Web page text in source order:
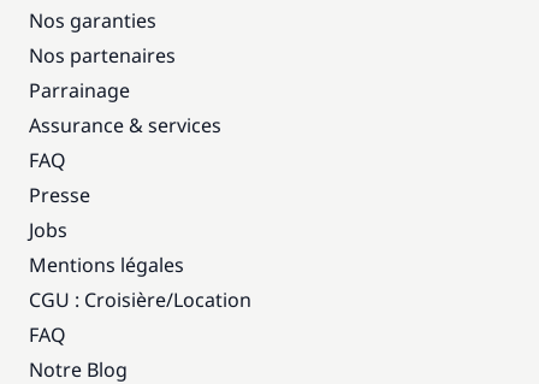
Nos garanties
Nos partenaires
Parrainage
Assurance & services
FAQ
Presse
Jobs
Mentions légales
CGU : Croisière/Location
FAQ
Notre Blog